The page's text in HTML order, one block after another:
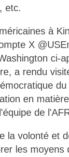
etc.
à
X
ci-
a rendu
en
de
la volonté et
les moyens